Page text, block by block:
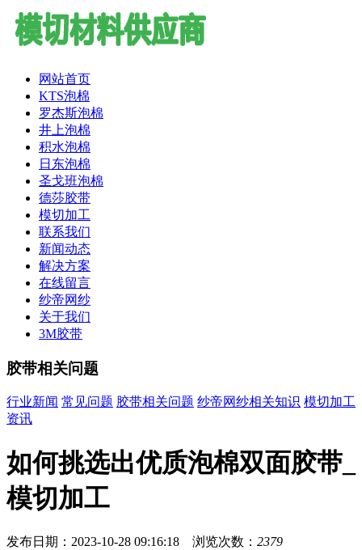
网站首页
KTS泡棉
罗杰斯泡棉
井上泡棉
积水泡棉
日东泡棉
圣戈班泡棉
德莎胶带
模切加工
联系我们
新闻动态
解决方案
在线留言
纱帝网纱
关于我们
3M胶带
胶带相关问题
行业新闻 常见问题 胶带相关问题 纱帝网纱相关知识 模切加工
资讯
如何挑选出优质泡棉双面胶带_
模切加工
发布日期：2023-10-28 09:16:18 浏览次数： 2379